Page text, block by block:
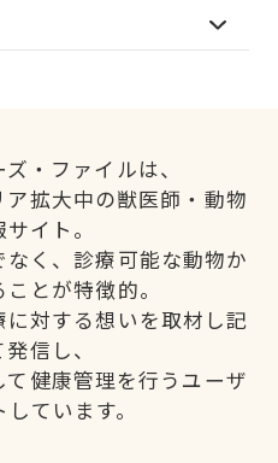
・ファイルは、
拡大中の獣医師・動物
イト。
く、診療可能な動物か
とが特徴的。
対する想いを取材し記
信し、
健康管理を行うユーザ
ています。